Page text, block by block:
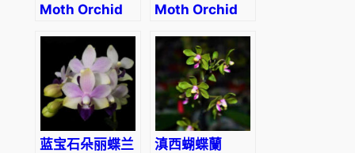
Moth Orchid
amabilis)
Moth Orchid
Sogo Yukidian
‘V3’
蓝宝石朵丽蝶兰
滇西蝴蝶蘭